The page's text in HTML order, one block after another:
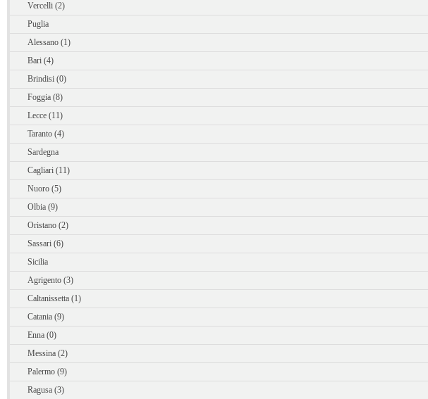
Vercelli (2)
Puglia
Alessano (1)
Bari (4)
Brindisi (0)
Foggia (8)
Lecce (11)
Taranto (4)
Sardegna
Cagliari (11)
Nuoro (5)
Olbia (9)
Oristano (2)
Sassari (6)
Sicilia
Agrigento (3)
Caltanissetta (1)
Catania (9)
Enna (0)
Messina (2)
Palermo (9)
Ragusa (3)